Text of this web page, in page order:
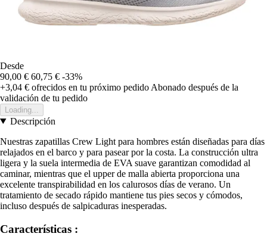
Desde
90,00 € 60,75 € -33%
+3,04 € ofrecidos en tu próximo pedido Abonado después de la
validación de tu pedido
Loading...
Descripción
Nuestras zapatillas Crew Light para hombres están diseñadas para días
relajados en el barco y para pasear por la costa. La construcción ultra
ligera y la suela intermedia de EVA suave garantizan comodidad al
caminar, mientras que el upper de malla abierta proporciona una
excelente transpirabilidad en los calurosos días de verano. Un
tratamiento de secado rápido mantiene tus pies secos y cómodos,
incluso después de salpicaduras inesperadas.
Características :